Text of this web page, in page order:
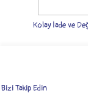
Kolay İade ve
Bizi Takip Edin